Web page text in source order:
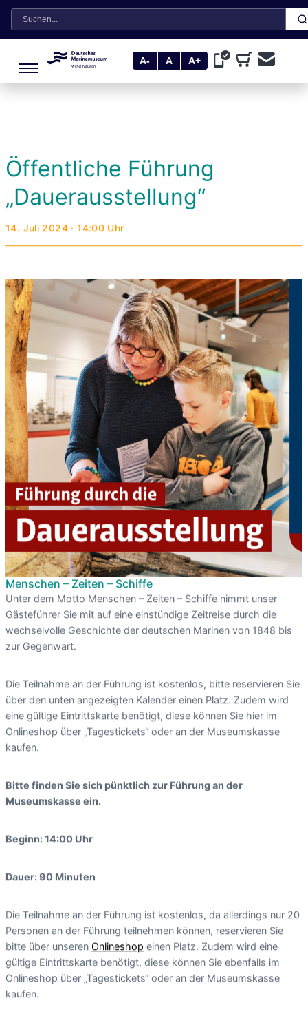
Suche
A- A A+
Öffentliche Führung
„Dauerausstellung“
14. Juli 2024 · 14:00 Uhr
Menschen – Zeiten – Schiffe
Unter dem Motto Menschen – Zeiten – Schiffe nimmt unser
Gästeführer Sie mit auf eine einstündige Zeitreise durch die
wechselvolle Geschichte der deutschen Marinen von 1848 bis
zur Gegenwart.
Die Teilnahme an der Führung ist kostenlos, bitte reservieren Sie
über den unten angezeigten Kalender einen Platz. Zudem wird
eine gültige Eintrittskarte benötigt, diese können Sie hier im
Onlineshop über „Tagestickets“ oder an der Museumskasse
kaufen.
Bitte finden Sie sich pünktlich zur Führung an der
Museumskasse ein.
Beginn: 14:00 Uhr
Dauer: 90 Minuten
Die Teilnahme an der Führung ist kostenlos, da allerdings nur 20
Personen an der Führung teilnehmen können, reservieren Sie
bitte über unseren Onlineshop einen Platz. Zudem wird eine
gültige Eintrittskarte benötigt, diese können Sie ebenfalls im
Onlineshop über „Tagestickets“ oder an der Museumskasse
kaufen.